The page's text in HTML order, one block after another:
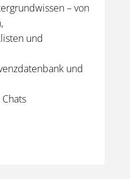
– von
und
und